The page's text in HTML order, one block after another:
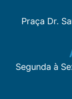
Praça Dr.
Segunda à